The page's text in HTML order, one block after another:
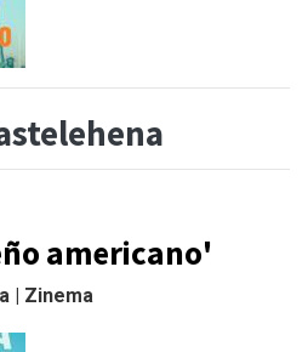
americano'
| Zinema